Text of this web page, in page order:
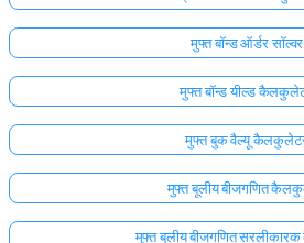
मुफ्त बॉन्ड ऑर्डर सॉल्वर
मुफ्त बॉन्ड यील्ड
मुफ्त बुक वैल्यू
मुफ्त बूलीय बीजगणित
मुफ्त बूलीय बीजगणित